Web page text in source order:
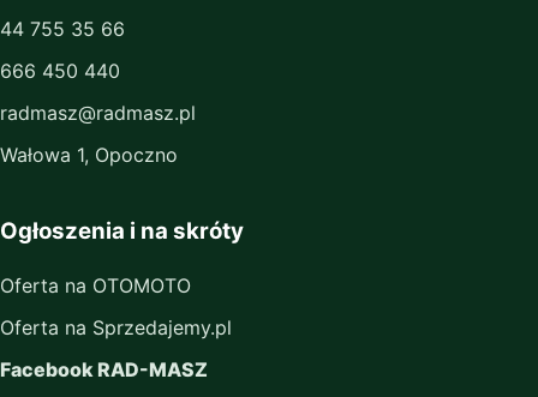
44 755 35 66
666 450 440
radmasz@radmasz.pl
Wałowa 1, Opoczno
Ogłoszenia i na skróty
Oferta na OTOMOTO
Oferta na Sprzedajemy.pl
Facebook RAD-MASZ